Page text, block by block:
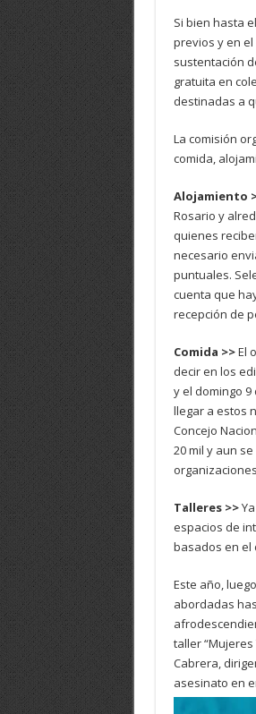
Si bien hasta
previos y en
sustentación
gratuita en
destinadas a
La comisión
comida,
Alojamiento
Rosario y
quienes
necesario
puntuales.
cuenta que
recepción de
Comida >>El
decir en los
y el domingo
llegar a estos
Concejo
20 mil y aun
Talleres >>
espacios de
basados en el
Este año,
abordadas
taller
Cabrera,
asesinato en